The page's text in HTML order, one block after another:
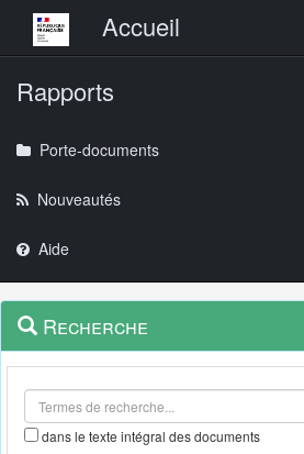
Menu principalAccueil
Rapports
Porte-documents
Nouveautés
Aide
Navigation
outils
Menu
contextuel
Recherche
dans le texte intégral des documents